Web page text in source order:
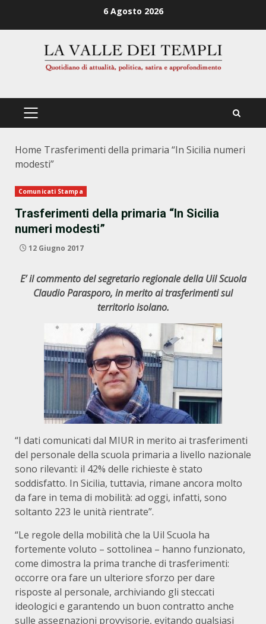
6 Agosto 2026
PRIMÄRES
Home Trasferimenti della primaria “In Sicilia numeri
modesti”
Comunicati Stampa
Trasferimenti della primaria “In Sicilia
numeri modesti”
12 Giugno 2017
E’ il commento del segretario regionale della Uil Scuola
Claudio Parasporo, in merito ai trasferimenti sul
territorio isolano.
“I dati comunicati dal MIUR in merito ai trasferimenti
del personale della scuola primaria a livello nazionale
sono rilevanti: il 42% delle richieste è stato
soddisfatto. In Sicilia, tuttavia, rimane ancora molto
da fare in tema di mobilità: ad oggi, infatti, sono
soltanto 223 le unità rientrate”.
“Le regole della mobilità che la Uil Scuola ha
fortemente voluto – sottolinea – hanno funzionato,
come dimostra la prima tranche di trasferimenti:
occorre ora fare un ulteriore sforzo per dare
risposte al personale, archiviando gli steccati
ideologici e garantendo un buon contratto anche
sulle assegnazioni provvisorie, evitando qualsiasi